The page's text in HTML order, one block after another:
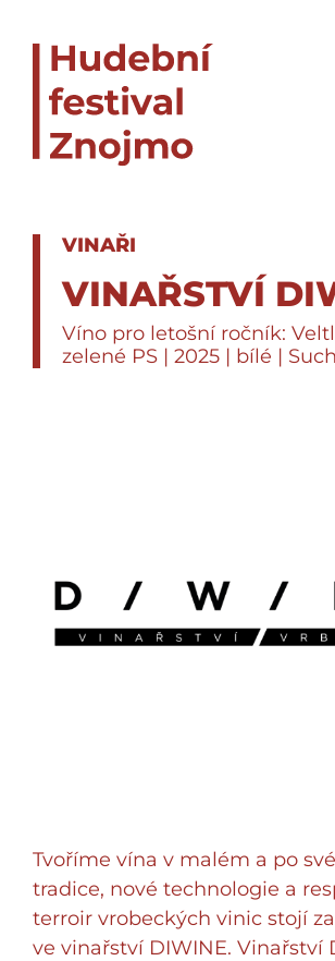
VINAŘI
VINAŘSTVÍ
Víno pro letošní ročník:
zelené PS | 2025 | bílé |
Tvoříme vína v malém a po
tradice, nové technologie a
terroir vrobeckých vinic stojí
ve vinařství DIWINE. Vinařství